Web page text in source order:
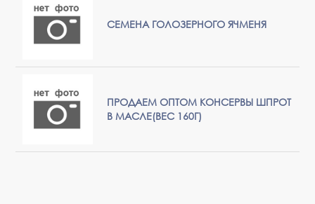
CЕМЕНА ГОЛОЗЕРНОГО ЯЧМЕНЯ
ПРОДАЕМ ОПТОМ КОНСЕРВЫ ШПРОТ
В МАСЛЕ(ВЕС 160Г)